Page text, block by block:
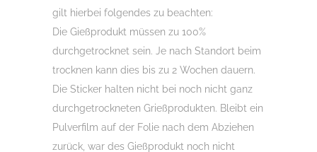
gilt hierbei folgendes zu beachten:
Die Gießprodukt müssen zu 100%
durchgetrocknet sein. Je nach Standort beim
trocknen kann dies bis zu 2 Wochen dauern.
Die Sticker halten nicht bei noch nicht ganz
durchgetrockneten Grießprodukten. Bleibt ein
Pulverfilm auf der Folie nach dem Abziehen
zurück, war des Gießprodukt noch nicht